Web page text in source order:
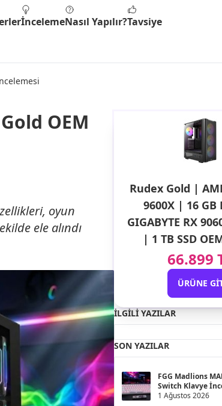
İncelemeNasıl Yapılır?Tavsiye
OEM
oyun
ele alındı
Rudex Gold |
9600X | 16 GB
GIGABYTE RX
| 1 TB SSD
66.899
ÜRÜNE
İLGILI YAZILAR
SON YAZILAR
FGG Madlions
Switch Klavye
1 Ağustos 2026